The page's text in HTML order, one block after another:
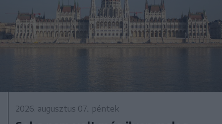
2026. augusztus 07., péntek